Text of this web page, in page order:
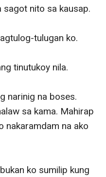
sagot nito sa kausap.
tulugan ko.
tinutukoy nila.
narinig na boses.
sa kama. Mahirap
nakaramdam na ako
ko sumilip kung